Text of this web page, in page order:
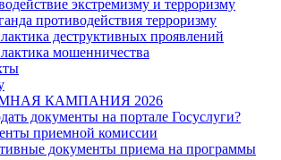
экстремизму и терроризму
противодействия терроризму
деструктивных проявлений
мошенничества
КАМПАНИЯ 2026
документы на портале Госуслуги?
приемной комиссии
документы приема на программы